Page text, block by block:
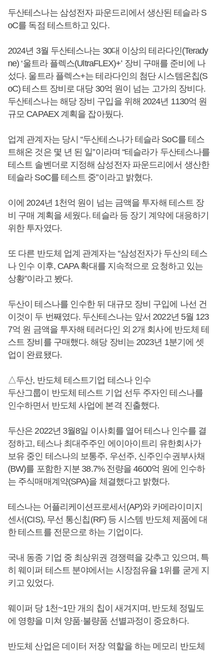
두산테스나는 삼성전자 파운드리에서 생산된 테슬라 S
oC를 독점 테스트하고 있다.
2024년 3월 두산테스나는 30대 이상의 테라다인(Terady
ne) ‘울트라 플렉스(UltraFLEX)+’ 장비 구매를 준비에 나
섰다. 울트라 플렉스+는 테라다인의 첨단 시스템온칩(S
oC) 테스트 장비로 대당 30억 원이 넘는 고가의 장비다.
두산테스나는 해당 장비 구입을 위해 2024년 1130억 원
규모 CAPAEX 계획을 잡아뒀다.
업계 관계자는 당시 “두산테스나가 테슬라 SoC를 테스
트해온 것은 몇 년 된 일”이라며 “테슬라가 두산테스나를
테스트 솔벤더로 지정해 삼성전자 파운드리에서 생산한
테슬라 SoC를 테스트 중”이라고 밝혔다.
이에 2024년 1천억 원이 넘는 금액을 투자해 테스트 장
비 구매 계획을 세웠다. 테슬라 등 장기 계약에 대응하기
위한 투자였다.
또 다른 반도체 업계 관계자는 “삼성전자가 두산의 테스
나 인수 이후, CAPA 확대를 지속적으로 요청하고 있는
상황”이라고 봤다.
두산이 테스나를 인수한 뒤 대규모 장비 구입에 나선 건
이것이 두 번째였다. 두산테스나는 앞서 2022년 5월 123
7억 원 금액을 투자해 테러다인 외 2개 회사에 반도체 테
스트 장비를 구매했다. 해당 장비는 2023년 1분기에 셋
업이 완료됐다.
△두산, 반도체 테스트기업 테스나 인수
두산그룹이 반도체 테스트 기업 선두 주자인 테스나를
인수하면서 반도체 사업에 본격 진출했다.
두산은 2022년 3월8일 이사회를 열어 테스나 인수를 결
정하고, 테스나 최대주주인 에이아이트리 유한회사가
보유 중인 테스나의 보통주, 우선주, 신주인수권부사채
(BW)를 포함한 지분 38.7% 전량을 4600억 원에 인수하
는 주식매매계약(SPA)을 체결했다고 밝혔다.
테스나는 어플리케이션프로세서(AP)와 카메라이미지
센서(CIS), 무선 통신칩(RF) 등 시스템 반도체 제품에 대
한 테스트를 전문으로 하는 기업이다.
국내 동종 기업 중 최상위권 경쟁력을 갖추고 있으며, 특
히 웨이퍼 테스트 분야에서는 시장점유율 1위를 굳게 지
키고 있었다.
웨이퍼 당 1천~1만 개의 칩이 새겨지며, 반도체 정밀도
에 영향을 미쳐 양품·불량품 선별과정이 중요하다.
반도체 산업은 데이터 저장 역할을 하는 메모리 반도체